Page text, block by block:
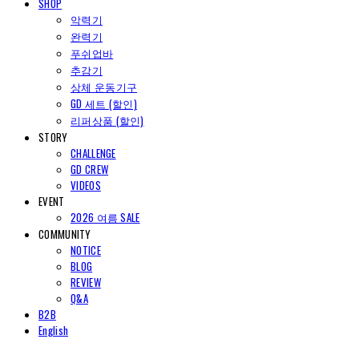
악력기
완력기
푸쉬업바
추감기
상체 운동기구
GD 세트 (할인)
리퍼상품 (할인)
STORY
CHALLENGE
GD CREW
VIDEOS
EVENT
2026 여름 SALE
COMMUNITY
NOTICE
BLOG
REVIEW
Q&A
B2B
English